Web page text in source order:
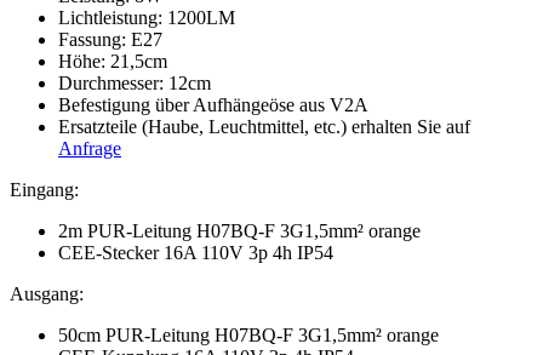
Lichtleistung: 1200LM
Fassung: E27
Höhe: 21,5cm
Durchmesser: 12cm
Befestigung über Aufhängeöse aus V2A
Ersatzteile (Haube, Leuchtmittel, etc.) erhalten Sie auf
Anfrage
Eingang:
2m PUR-Leitung H07BQ-F 3G1,5mm² orange
CEE-Stecker 16A 110V 3p 4h IP54
Ausgang:
50cm PUR-Leitung H07BQ-F 3G1,5mm² orange